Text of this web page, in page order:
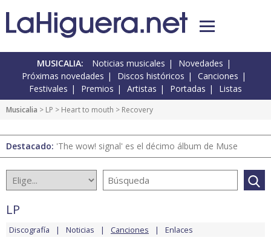
MUSICALIA: Noticias musicales
Novedades
Próximas novedades
Discos históricos
Canciones
Festivales
Premios Artistas Portadas Listas
Musicalia > LP > Heart to mouth > Recovery
Destacado: 'The wow! signal' es el décimo álbum de Muse
LP
Discografía Noticias Canciones Enlaces